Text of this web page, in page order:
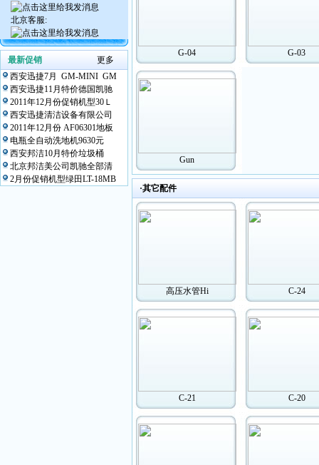
北京客服:
最新促销
更多
西安迅捷7月 GM-MINI GM
西安迅捷11月特价德国凯驰
2011年12月份促销机型30Ｌ
西安迅捷清洁设备有限公司
2011年12月份 AF06301地板
电瓶全自动洗地机9630元
西安邦洁10月特价垃圾桶
北京邦洁美公司凯驰全部清
2月份促销机型绿田LT-18MB
G-04 G-03
Gun
·其它配件
高压水管Hi C-24
C-21 C-20